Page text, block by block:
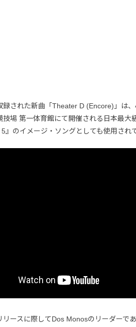
録された新曲「Theater D (Encore)」は
技場 第一体育館にて開催される日本最大
』のイメージ・ソングとしても使用され
リースに際してDos Monosのリーダーで